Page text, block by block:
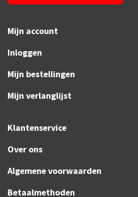
Mijn account
Inloggen
Mijn bestellingen
Mijn verlanglijst
Klantenservice
Over ons
Algemene voorwaarden
Betaalmethoden